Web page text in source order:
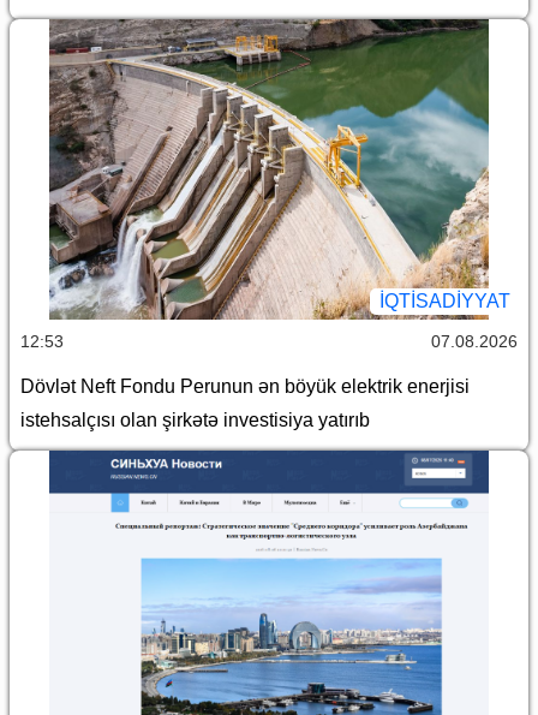
İQTİSADİYYAT
12:53 07.08.2026
Dövlət Neft Fondu Perunun ən böyük elektrik enerjisi
istehsalçısı olan şirkətə investisiya yatırıb